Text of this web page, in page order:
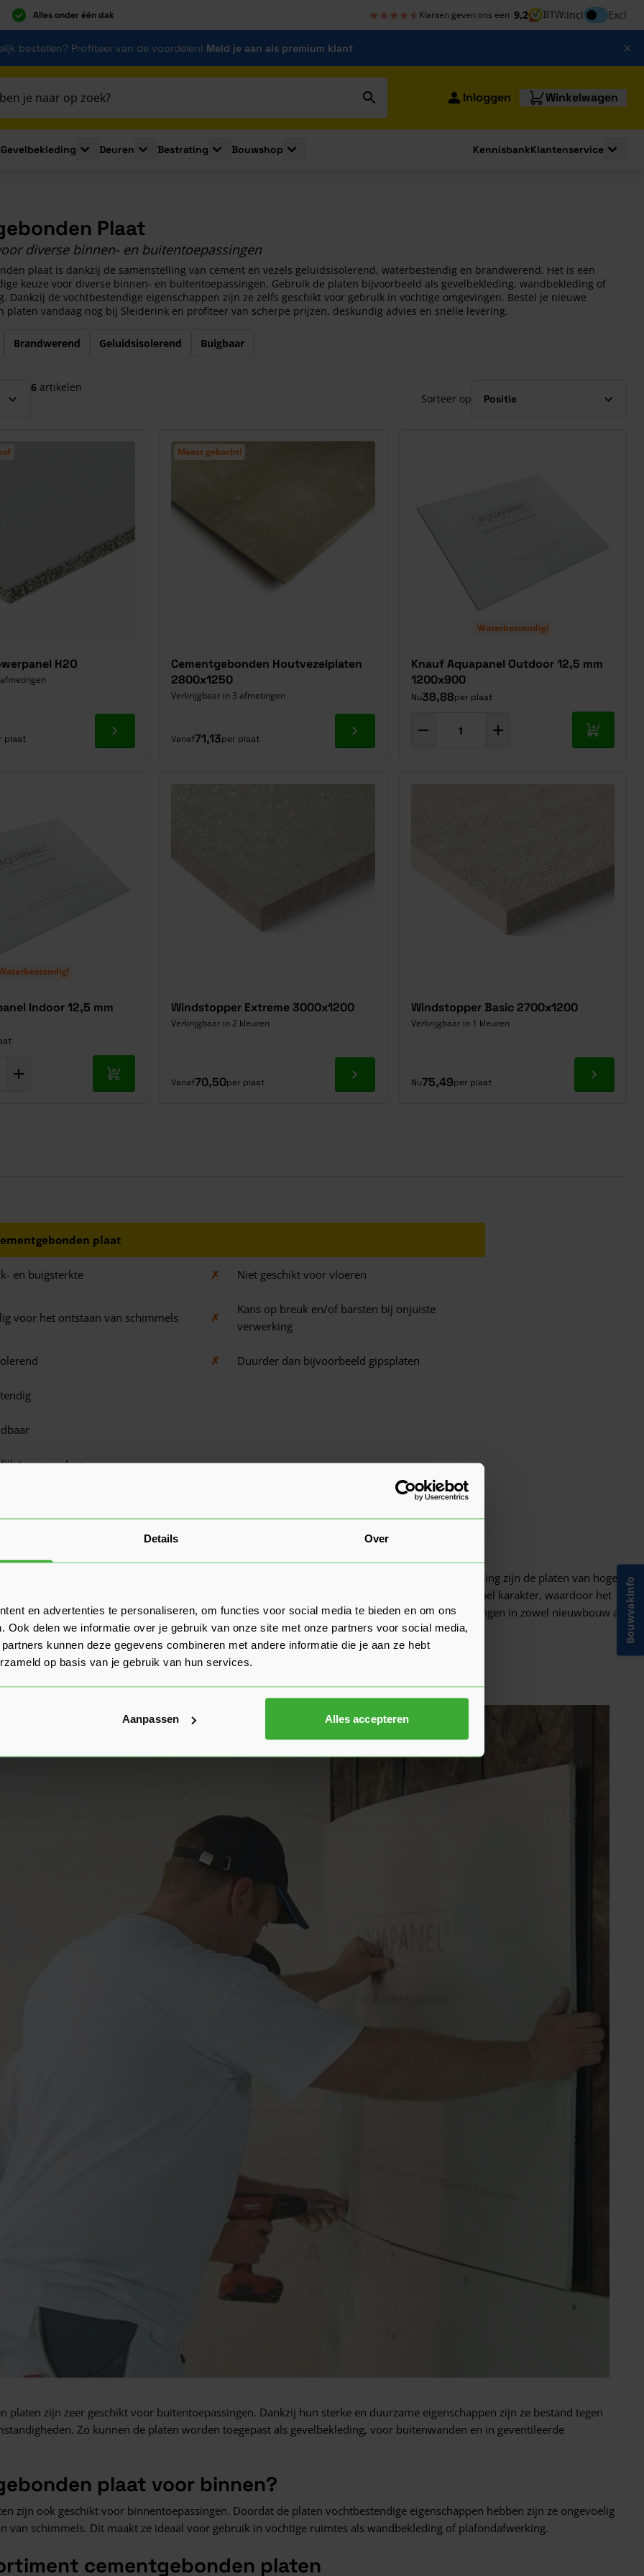
Details Over
en advertenties te personaliseren, om functies voor social media te bieden en om ons
Ook delen we informatie over je gebruik van onze site met onze partners voor social media,
kunnen deze gegevens combineren met andere informatie die je aan ze hebt
op basis van je gebruik van hun services.
Aanpassen Alles accepteren
Alles onder één dak ★★★★★
★★★★★ Klanten geven ons een 9,2 BTW:InclInclusief btw
Excl
bestellen? Profiteer van de voordelen! Meld je aan als premium klant
Inloggen Winkelwagen
Plaatmaterialen
submenu for Isolatie
Gevelbekleding
Toggle submenu for Gevelbekleding
Deuren
Toggle submenu for Deuren
Bestrating
Toggle submenu for Bestrating
Bouwshop
Toggle submenu for Bouwshop
KennisbankKlantenservice
Plaat
diverse binnen- en buitentoepassingen
plaat is dankzij de samenstelling van cement en vezels geluidsisolerend, waterbestendig en brandwerend. Het is een
keuze voor diverse binnen- en buitentoepassingen. Gebruik de platen bijvoorbeeld als gevelbekleding, wandbekleding of
Dankzij de vochtbestendige eigenschappen zijn ze zelfs geschikt voor gebruik in vochtige omgevingen. Bestel je nieuwe
platen vandaag nog bij Sleiderink en profiteer van scherpe prijzen, deskundig advies en snelle levering.
over te slaan
Brandwerend Geluidsisolerend Buigbaar
6 artikelen
Sorteer op
H2O
plaat Ga naar product
Meest gekocht!
Cementgebonden Houtvezelplaten
2800x1250
Verkrijgbaar in 3 afmetingen
Vanaf71,13per plaat Ga naar product
Waterbestendig!
Knauf Aquapanel Outdoor 12,5 mm
1200x900
Nu38,88per plaat
In mijn
Indoor 12,5 mm
In mijn winkelwagen
Windstopper Extreme 3000x1200
Verkrijgbaar in 2 kleuren
Vanaf70,50per plaat Ga naar product
Windstopper Basic 2700x1200
Verkrijgbaar in 1 kleuren
Nu75,49per plaat Ga naar
plaat
en buigsterkte ✗ Niet geschikt voor vloeren
voor het ontstaan van schimmels ✗
Kans op breuk en/of barsten bij onjuiste
verwerking
✗ Duurder dan bijvoorbeeld gipsplaten
te verwerken
platen van hoge kwaliteit
platen zijn opgebouwd uit cement, houtvezels, water en watergas. Dankzij deze samenstelling zijn de platen van hoge
aanwezigheid van cement bijzonder sterk. De combinatie met houtvezels zorgt voor een flexibel karakter, waardoor het
is. Deze kenmerken maken cementvezelplaten uitermate geschikt voor diverse toepassingen in zowel nieuwbouw als
plaat voor buiten?
platen zijn zeer geschikt voor buitentoepassingen. Dankzij hun sterke en duurzame eigenschappen zijn ze bestand tegen
Zo kunnen de platen worden toegepast als gevelbekleding, voor buitenwanden en in geventileerde
plaat voor binnen?
zijn ook geschikt voor binnentoepassingen. Doordat de platen vochtbestendige eigenschappen hebben zijn ze ongevoelig
van schimmels. Dit maakt ze ideaal voor gebruik in vochtige ruimtes als wandbekleding of plafondafwerking.
cementgebonden platen
Bouwvakinfo